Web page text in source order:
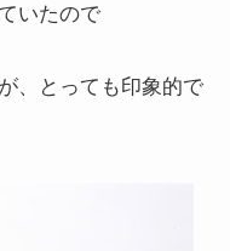
いたので
、とっても印象的で